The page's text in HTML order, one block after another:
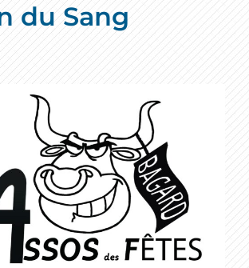
du Sang